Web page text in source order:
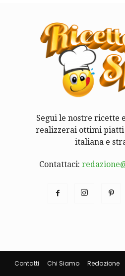
Segui le nostre ricette
realizzerai ottimi
italiana e
Contattaci:
Contatti Chi Siamo Redazione